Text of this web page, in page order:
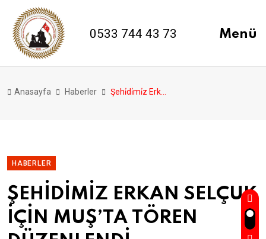
0533 744 43 73 Menü
Anasayfa Haberler
HABERLER
ŞEHİDİMİZ ERKAN SELÇUK
İÇİN MUŞ’TA TÖREN